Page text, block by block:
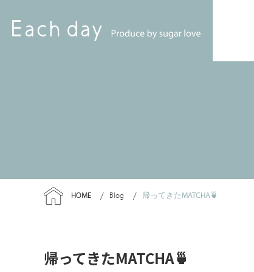
HOME Blog 帰ってきたMATCHA🍵
帰ってきたMATCHA🍵